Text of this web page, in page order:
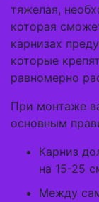
тяжелая,
которая
карнизах
которые
равномерно
При монтаже
основным
Карниз
на 15-25
Между